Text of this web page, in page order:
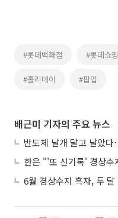
#롯데백화점 #롯데쇼핑
#홀리데이 #팝업
배근미 기자의 주요 뉴스